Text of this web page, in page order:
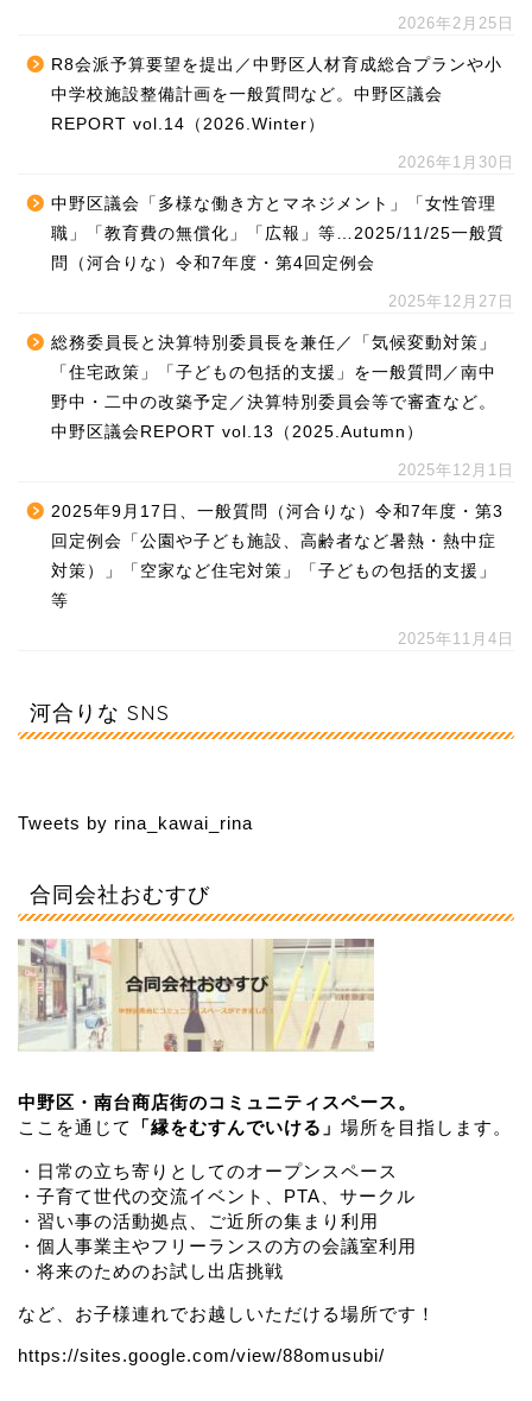
2026年2月25日
R8会派予算要望を提出／中野区人材育成総合プランや小
中学校施設整備計画を一般質問など。中野区議会
REPORT vol.14（2026.Winter）
2026年1月30日
中野区議会「多様な働き方とマネジメント」「女性管理
職」「教育費の無償化」「広報」等…2025/11/25一般質
問（河合りな）令和7年度・第4回定例会
2025年12月27日
総務委員長と決算特別委員長を兼任／「気候変動対策」
「住宅政策」「子どもの包括的支援」を一般質問／南中
野中・二中の改築予定／決算特別委員会等で審査など。
中野区議会REPORT vol.13（2025.Autumn）
2025年12月1日
2025年9月17日、一般質問（河合りな）令和7年度・第3
回定例会「公園や子ども施設、高齢者など暑熱・熱中症
対策）」「空家など住宅対策」「子どもの包括的支援」
等
2025年11月4日
河合りな SNS
Tweets by rina_kawai_rina
合同会社おむすび
中野区・南台商店街のコミュニティスペース。
ここを通じて
「縁をむすんでいける」 場所を目指します。
・日常の立ち寄りとしてのオープンスペース
・子育て世代の交流イベント、PTA、サークル
・習い事の活動拠点、ご近所の集まり利用
・個人事業主やフリーランスの方の会議室利用
・将来のためのお試し出店挑戦
など、お子様連れでお越しいただける場所です！
https://sites.google.com/view/88omusubi/